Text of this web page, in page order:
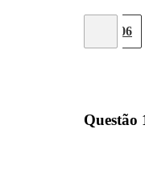
06
Questão